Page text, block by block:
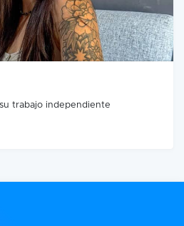
trabajo independiente